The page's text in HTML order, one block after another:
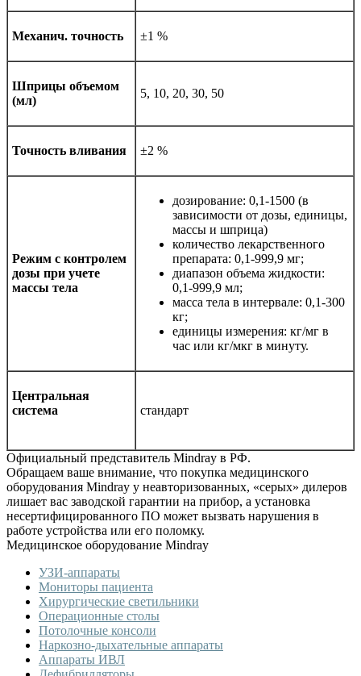
Механич. точность ±1 %
Шприцы объемом
(мл)
5, 10, 20, 30, 50
Точность вливания ±2 %
Режим с контролем
дозы при учете
массы тела
дозирование: 0,1‑1500 (в
зависимости от дозы, единицы,
массы и шприца)
количество лекарственного
препарата: 0,1‑999,9 мг;
диапазон объема жидкости:
0,1‑999,9 мл;
масса тела в интервале: 0,1‑300
кг;
единицы измерения: кг/мг в
час или кг/мкг в минуту.
Центральная
система
стандарт
Официальный представитель Mindray в РФ.
Обращаем ваше внимание, что покупка медицинского
оборудования Mindray у неавторизованных, «серых» дилеров
лишает вас заводской гарантии на прибор, а установка
несертифицированного ПО может вызвать нарушения в
работе устройства или его поломку.
Медицинское оборудование Mindray
УЗИ-аппараты
Мониторы пациента
Хирургические светильники
Операционные столы
Потолочные консоли
Наркозно-дыхательные аппараты
Аппараты ИВЛ